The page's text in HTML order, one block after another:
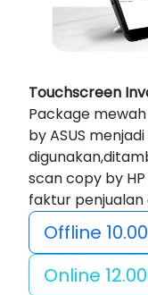
Touchscreen
Package
by ASUS
scan copy by
faktur
Offline
Online